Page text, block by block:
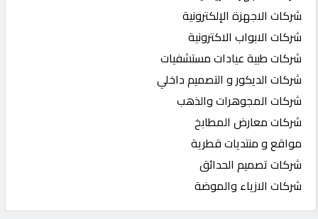
شركات الاجهزة الإلكترونية
شركات الابواب الاكترونية
شركات طبية عيادات مستشفيات
شركات الديكور و التصميم داخلي
شركات المجوهرات والذهب
شركات معارض المطابخ
مواقع و منتديات قطرية
شركات تصميم الحدائق
شركات الازياء والموضة